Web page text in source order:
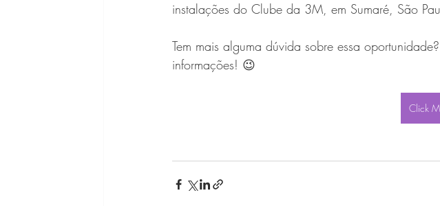
instalações do Clube da 3M, em Sumaré, São
Tem mais alguma dúvida sobre essa
informações! 😉
Click